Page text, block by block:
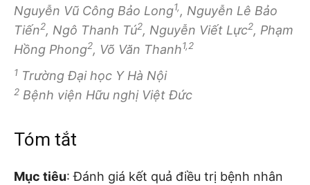
Nguyễn Vũ Công Bảo Long1,, Nguyễn Lê Bảo
Tiến2, Ngô Thanh Tú2, Nguyễn Viết Lực2, Phạm
Hồng Phong2, Võ Văn Thanh1,2
1 Trường Đại học Y Hà Nội
2 Bệnh viện Hữu nghị Việt Đức
Tóm tắt
Mục tiêu: Đánh giá kết quả điều trị bệnh nhân